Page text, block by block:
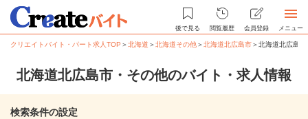
後で見る 閲覧履歴 会員登録 メニュー
クリエイトバイト・パート求人TOP ＞北海道 ＞北海道その他＞北海道北広島市＞北海道北広島
北海道北広島市・その他のバイト・求人情報
検索条件の設定